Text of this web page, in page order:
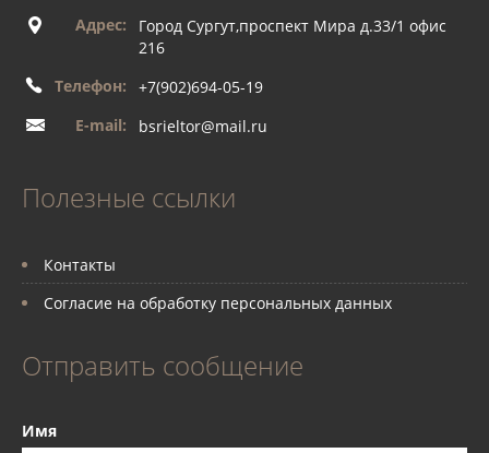
Адрес:
Город Сургут,проспект Мира д.33/1 офис
216
Телефон:
+7(902)694-05-19
E-mail:
bsrieltor@mail.ru
Полезные ссылки
Контакты
Согласие на обработку персональных данных
Отправить сообщение
Имя